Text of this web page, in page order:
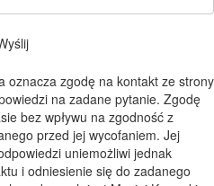
oznacza zgodę na kontakt ze strony
na zadane pytanie. Zgodę
bez wpływu na zgodność z
przed jej wycofaniem. Jej
uniemożliwi jednak
i odniesienie się do zadanego